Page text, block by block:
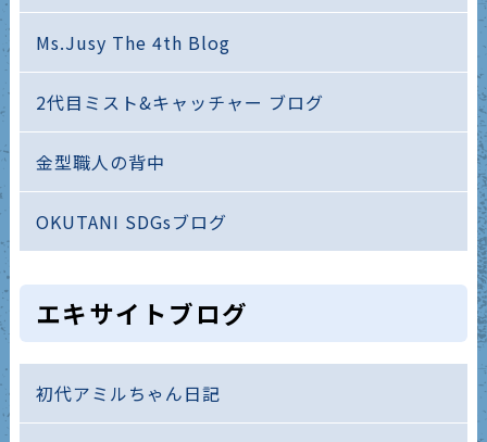
Ms.Jusy The 4th Blog
2代目ミスト&キャッチャー ブログ
金型職人の背中
OKUTANI SDGsブログ
エキサイトブログ
初代アミルちゃん日記